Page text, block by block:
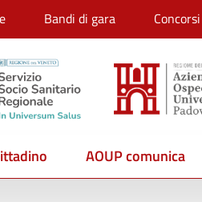
Bandi di gara Concorsi
AOUP comunica